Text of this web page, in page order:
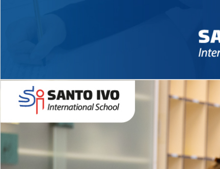
Novidades 2026 High School
EDUCAÇÃO INFANTIL
Inglês todos os dias